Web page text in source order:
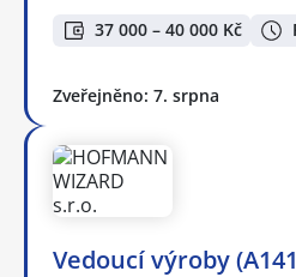
37 000 – 40 000 Kč
Zveřejněno: 7. srpna
Vedoucí výroby